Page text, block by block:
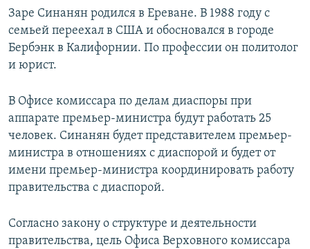
Заре Синанян родился в Ереване. В 1988 году с
семьей переехал в США и обосновался в городе
Бербэнк в Калифорнии. По профессии он политолог
и юрист.
В Офисе комиссара по делам диаспоры при
аппарате премьер-министра будут работать 25
человек. Синанян будет представителем премьер-
министра в отношениях с диаспорой и будет от
имени премьер-министра координировать работу
правительства с диаспорой.
Согласно закону о структуре и деятельности
правительства, цель Офиса Верховного комиссара